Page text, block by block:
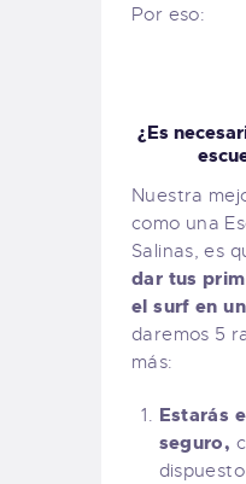
Por eso:
¿Es
Nuestra
como una
Salinas, es
dar tus
el surf en
daremos 5
más:
Estarás
seguro,